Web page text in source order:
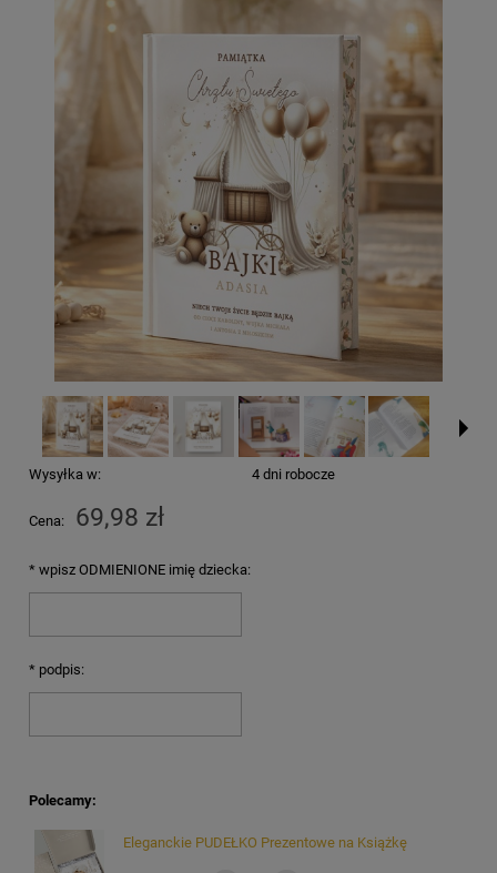
Wysyłka w: 4 dni robocze
Cena: 69,98 zł
* wpisz ODMIENIONE imię dziecka:
* podpis:
Polecamy:
Eleganckie PUDEŁKO Prezentowe na Książkę